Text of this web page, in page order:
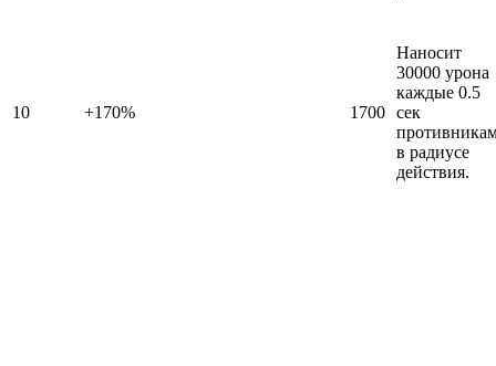
10 +170% 1700
Наносит
30000 урона
каждые 0.5
сек
в радиусе
действия.